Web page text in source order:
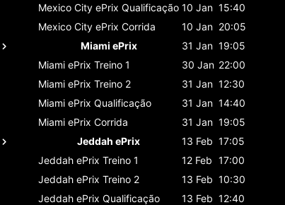
Mexico City ePrix Qualificação 10 Jan 15:40
Mexico City ePrix Corrida 10 Jan 20:05
Miami ePrix
31 Jan 19:05
Miami ePrix Treino 1 30 Jan 22:00
Miami ePrix Treino 2 31 Jan 12:30
Miami ePrix Qualificação 31 Jan 14:40
Miami ePrix Corrida 31 Jan 19:05
Jeddah ePrix
13 Feb 17:05
Jeddah ePrix Treino 1 12 Feb 17:00
Jeddah ePrix Treino 2 13 Feb 10:30
Jeddah ePrix Qualificação 13 Feb 12:40